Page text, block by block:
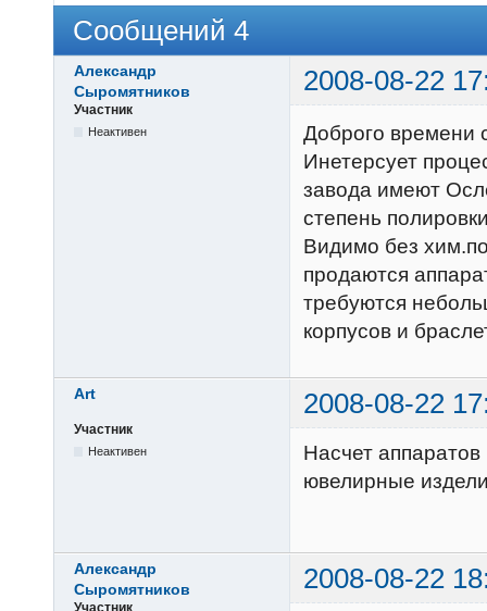
Сообщений 4
Александр
Сыромятников
2008-08-22
Участник
Неактивен
Доброго времени
Инетерсует
завода имеют
степень
Видимо без
продаются
требуются
корпусов и
Art 2008-08-22
Участник
Неактивен
Насчет
ювелирные
Александр
Сыромятников
2008-08-22
Участник